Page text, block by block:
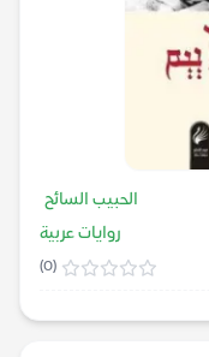
الحبيب السائح
روايات عربية
(0)